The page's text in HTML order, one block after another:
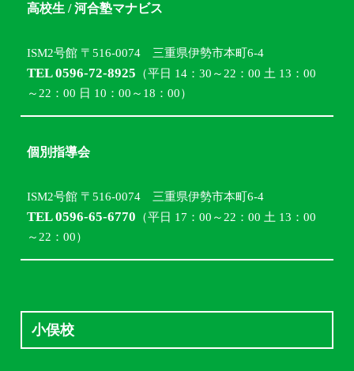
高校生 / 河合塾マナビス
ISM2号館 〒516-0074 三重県伊勢市本町6-4
TEL 0596-72-8925 （平日 14：30～22：00 土 13：00
～22：00 日 10：00～18：00）
個別指導会
ISM2号館 〒516-0074 三重県伊勢市本町6-4
TEL 0596-65-6770 （平日 17：00～22：00 土 13：00
～22：00）
小俣校